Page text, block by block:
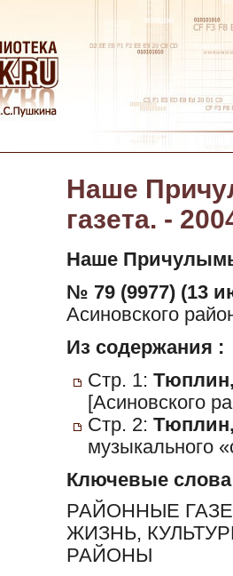
Наше
газета. -
Наше
№ 79 (9977) (13
Асиновского
Из содержания :
Стр. 1:
[Асиновского
Стр. 2:
музыкального
Ключевые слова
РАЙОННЫЕ
ЖИЗНЬ,
РАЙОНЫ